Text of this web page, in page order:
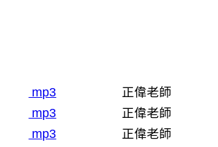
mp3
正偉老師
mp3
正偉老師
mp3
正偉老師